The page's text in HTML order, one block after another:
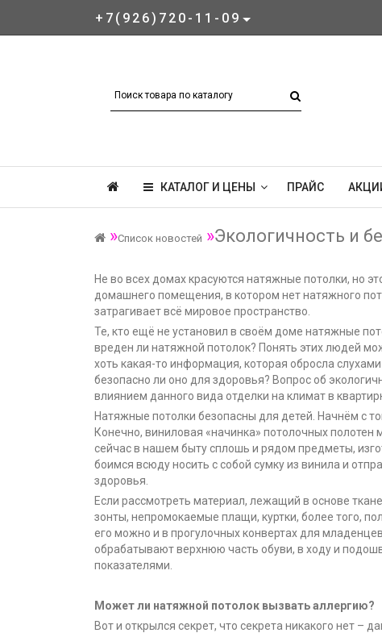
+7(926)720-11-09
КАТАЛОГ И ЦЕНЫ ПРАЙС
Список новостей Экологичность и
Не во всех домах красуются натяжные потолки, но
домашнего помещения, в котором нет натяжного
затрагивает всё мировое пространство.
Те, кто ещё не установил в своём доме натяжные
вреден ли натяжной потолок? Понять этих людей
хоть какая-то информация, которая обросла
безопасно ли оно для здоровья? Вопрос об
влиянием данного вида отделки на климат в
Натяжные потолки безопасны для детей. Начнём с
Конечно, виниловая «начинка» потолочных полотен
сейчас в нашем быту сплошь и рядом предметы,
боимся всюду носить с собой сумку из винила и
здоровья.
Если рассмотреть материал, лежащий в основе
зонты, непромокаемые плащи, куртки, более того,
его можно и в прогулочных конвертах для
обрабатывают верхнюю часть обуви, в ходу и
показателями.
Может ли натяжной потолок вызвать аллергию?
Вот и открылся секрет, что секрета никакого нет